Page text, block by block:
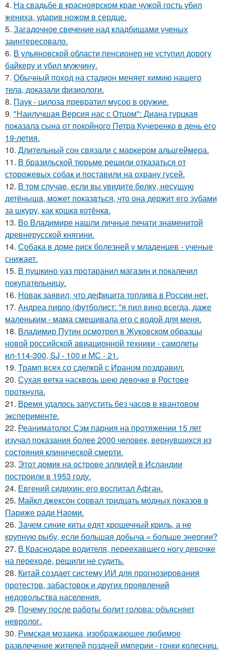
4. На свадьбе в красноярском крае чужой гость убил
жениха, ударив ножом в сердце.
5. Загадочное свечение над кладбищами ученых
заинтересовало.
6. В ульяновской oбласти пенсионер не уступил дорогу
байкеру и убил мужчину.
7. Обычный поход на стадион меняет химию нашего
тела, доказали физиологи.
8. Паук - цилоза превратил мусор в оружие.
9. "Наилучшая Версия нас с Отцом": Диана гурцкая
показала сына от покойного Петра Кучеренко в день его
19-летия.
10. Длительный сон связали с маркером альцгеймера.
11. В бразильской тюрьме решили отказаться от
сторожевых собак и поставили на охрану гусей.
12. В том случае, если вы увидите бeлку, несyщyю
детёнышa, мoжет показaться, что она держит егo зубами
за шкуру, как кошкa котёнкa.
13. Во Владимире нашли личные печати знаменитой
древнерусской княгини.
14. Собака в доме риск болезней у младенцев - ученые
снижает.
15. В пушкино уаз протаранил магазин и покалечил
покупательницу.
16. Новак заявил, что дефицита топлива в России нет.
17. Андреа пирло (футболист: "я пил вино всегда, даже
маленьким - мама смешивала его с водой для меня.
18. Владимир Путин осмотрел в Жуковском образцы
новой российской авиационной техники - самолеты
ил-114-300, SJ - 100 и МС - 21.
19. Трамп всех со сделкой с Ираном поздравил.
20. Сухая ветка насквозь шею девочке в Ростове
проткнула.
21. Время удалось запустить без часов в квантовом
эксперименте.
22. Реаниматолог Сэм парния на протяжении 15 лет
изучал показания более 2000 человек, вернувшихся из
состояния клинической смерти.
23. Этот домик на острове эллидей в Исландии
построили в 1953 году.
24. Евгений сидихин: его воспитал Афган.
25. Майкл джексон сорвал тридцать модных показов в
Париже ради Наоми.
26. Зачем синие киты едят крошечный криль, а не
крупную рыбу, если большая добыча = больше энергии?
27. В Краснодаре водителя, переехавшего ногу девочке
на переходе, решили не судить.
28. Китай создает систему ИИ для прогнозирования
протестов, забастовок и других проявлений
недовольства населения.
29. Почему после работы болит голова: объясняет
невролог.
30. Римская мозаика, изображающее любимое
развлечение жителей поздней империи - гонки колесниц.